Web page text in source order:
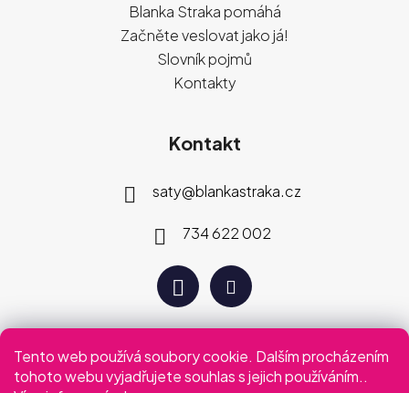
Tento web používá soubory cookie. Dalším procházením
tohoto webu vyjadřujete souhlas s jejich používáním..
Blanka Straka pomáhá
Začněte veslovat jako já!
Slovník pojmů
Kontakty
Kontakt
saty@blankastraka.cz
734 622 002
Plaťte jak vám vyhovuje